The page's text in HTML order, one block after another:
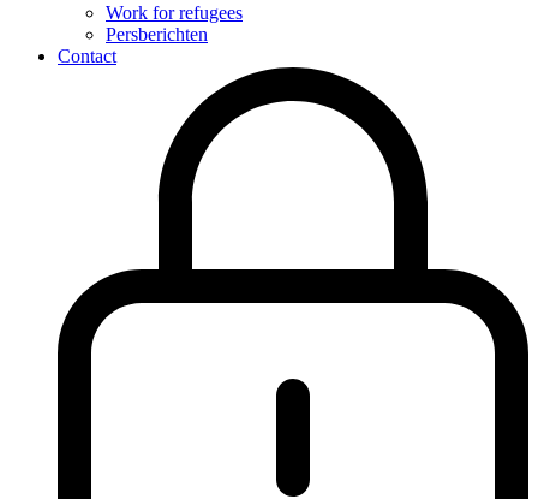
Work for refugees
Persberichten
Contact